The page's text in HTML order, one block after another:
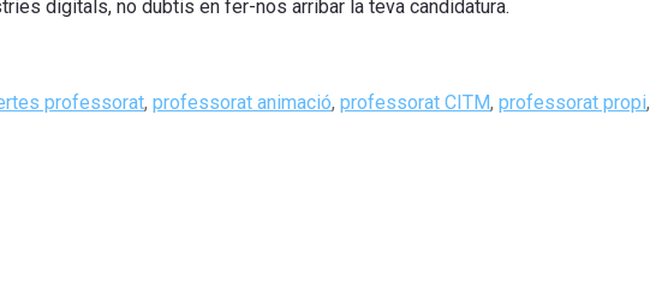
digitals, no dubtis en fer-nos arribar la teva candidatura.
professorat, professorat animació, professorat CITM, professorat propi,